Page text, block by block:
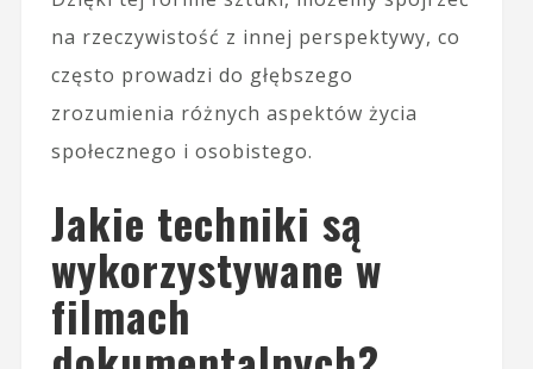
na rzeczywistość z innej perspektywy, co
często prowadzi do głębszego
zrozumienia różnych aspektów życia
społecznego i osobistego.
Jakie techniki są
wykorzystywane w
filmach